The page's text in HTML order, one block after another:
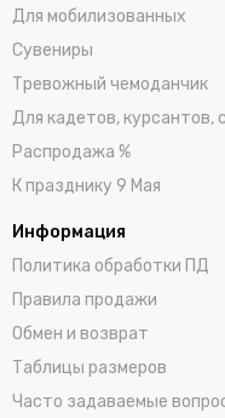
Для мобилизованных
Сувениры
Тревожный чемоданчик
Для кадетов, курсантов,
Распродажа %
К празднику 9 Мая
Информация
Политика обработки ПД
Правила продажи
Обмен и возврат
Таблицы размеров
Часто задаваемые